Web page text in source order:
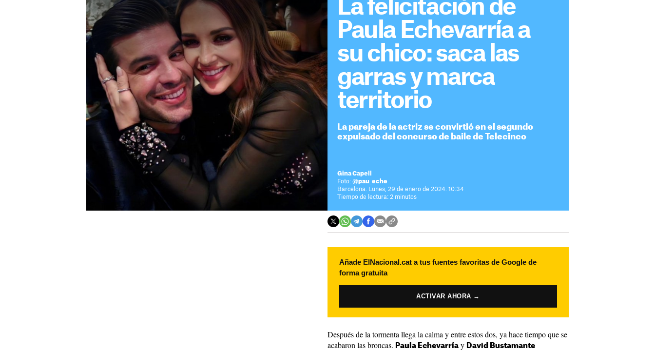
La felicitación de
Paula Echevarría a
su chico: saca las
garras y marca
territorio
La pareja de la actriz se convirtió en el segundo
expulsado del concurso de baile de Telecinco
Gina Capell
Foto: @pau_eche
Barcelona. Lunes, 29 de enero de 2024. 10:34
Tiempo de lectura: 2 minutos
Añade ElNacional.cat a tus fuentes favoritas de Google de
forma gratuita
ACTIVAR AHORA →
Después de la tormenta llega la calma y entre estos dos, ya hace tiempo que se
acabaron las broncas. Paula Echevarría y David Bustamante